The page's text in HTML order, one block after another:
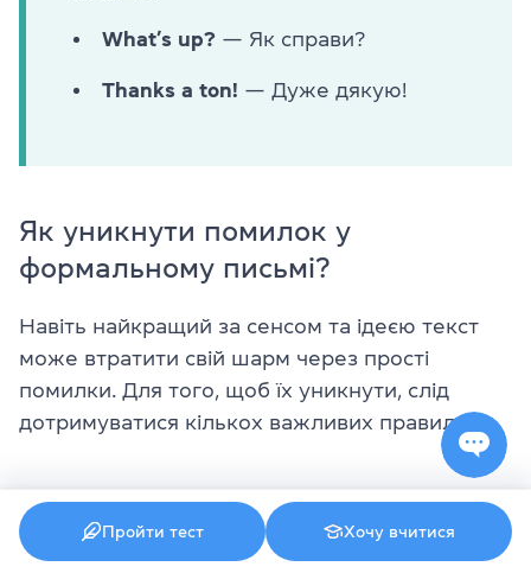
What’s up? — Як справи?
Thanks a ton! — Дуже дякую!
Як уникнути помилок у
формальному письмі?
Навіть найкращий за сенсом та ідеєю текст
може втратити свій шарм через прості
помилки. Для того, щоб їх уникнути, слід
дотримуватися кількох важливих правил.
Будьте лаконічними
Довгі, перевантажені речення ускладнюють
Пройти тест Хочу вчитися